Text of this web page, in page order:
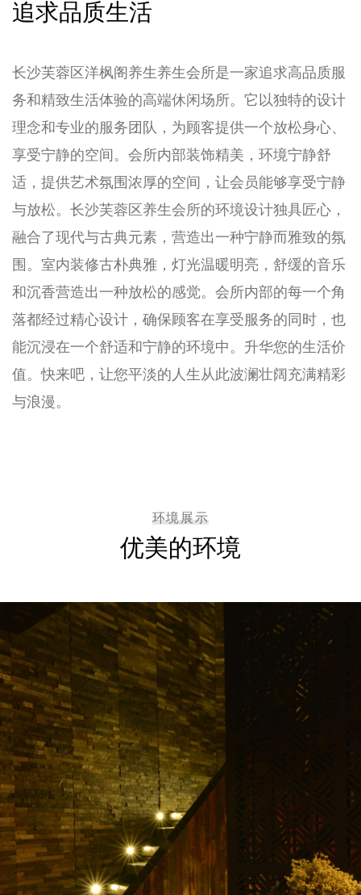
追求品质生活
长沙芙蓉区洋枫阁养生养生会所是一家追求高品质服
务和精致生活体验的高端休闲场所。它以独特的设计
理念和专业的服务团队，为顾客提供一个放松身心、
享受宁静的空间。会所内部装饰精美，环境宁静舒
适，提供艺术氛围浓厚的空间，让会员能够享受宁静
与放松。长沙芙蓉区养生会所的环境设计独具匠心，
融合了现代与古典元素，营造出一种宁静而雅致的氛
围。室内装修古朴典雅，灯光温暖明亮，舒缓的音乐
和沉香营造出一种放松的感觉。会所内部的每一个角
落都经过精心设计，确保顾客在享受服务的同时，也
能沉浸在一个舒适和宁静的环境中。升华您的生活价
值。快来吧，让您平淡的人生从此波澜壮阔充满精彩
与浪漫。
环境展示
优美的环境